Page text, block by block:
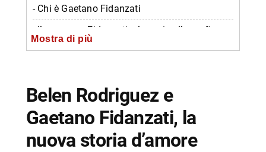
- Chi è Gaetano Fidanzati
- Il cognome Fidanzati e le voci sulla mafia
- Belen, il cuore batte di nuovo
Mostra di più
Belen Rodriguez e
Gaetano Fidanzati, la
nuova storia d’amore